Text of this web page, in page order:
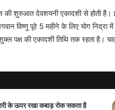
की शुरुआत देवशयनी एकादशी से
विष्णु पूरे 5 महीने के लिए योग
शुक्ल पक्ष की एकादशी तिथि तक रहता
के ऊपर रखा कबाड़ रोक सकता है